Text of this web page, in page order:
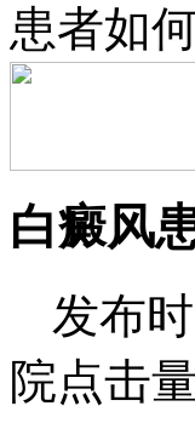
患者如
白癜风
发布
院点击量